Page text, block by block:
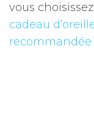
vous
cadeau
recommandée